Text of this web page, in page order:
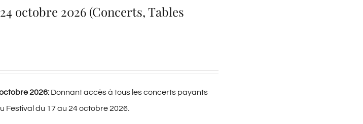
octobre 2026 (Concerts, Tables
2026:Donnant accès à tous les concerts payants
Festival du 17 au 24 octobre 2026.